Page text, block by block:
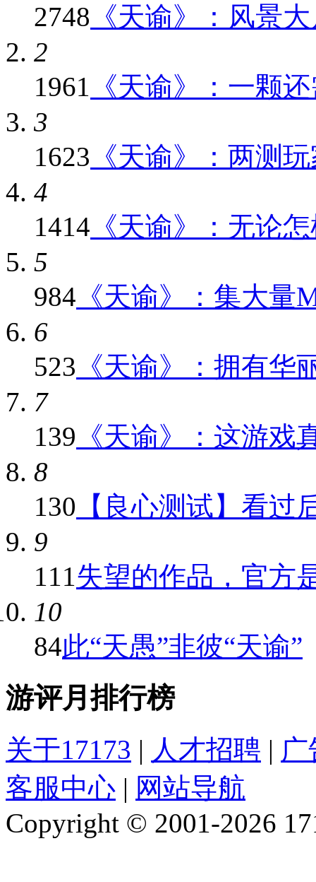
2748 《天谕》：风景
2
1961
《天谕》：一颗
3
1623 《天谕》：两测
4
1414 《天谕》：无论
5
984 《天谕》：集大量
6
523 《天谕》：拥有华
7
139 《天谕》：这游戏
8
130 【良心测试】看过
9
111 失望的作品，官方
10
84此“天愚”非彼“天谕”
游评月排行榜
关于17173 | 人才招聘 |
客服中心 | 网站导航
Copyright © 2001-2026